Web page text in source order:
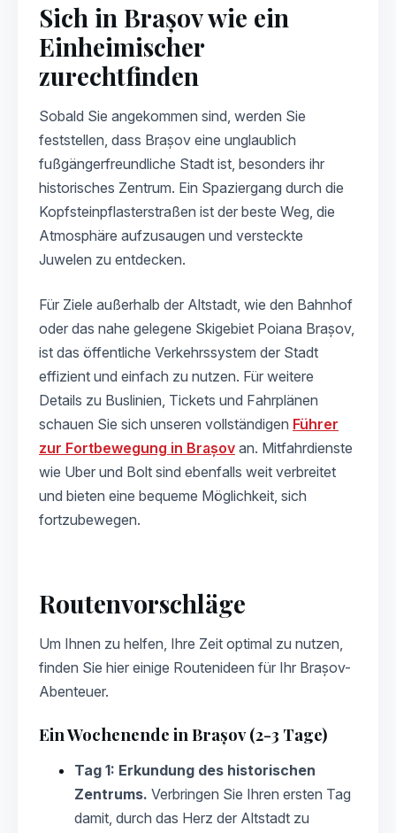
Sich in Brașov wie ein
Einheimischer
zurechtfinden
Sobald Sie angekommen sind, werden Sie
feststellen, dass Brașov eine unglaublich
fußgängerfreundliche Stadt ist, besonders ihr
historisches Zentrum. Ein Spaziergang durch die
Kopfsteinpflasterstraßen ist der beste Weg, die
Atmosphäre aufzusaugen und versteckte
Juwelen zu entdecken.
Für Ziele außerhalb der Altstadt, wie den Bahnhof
oder das nahe gelegene Skigebiet Poiana Brașov,
ist das öffentliche Verkehrssystem der Stadt
effizient und einfach zu nutzen. Für weitere
Details zu Buslinien, Tickets und Fahrplänen
schauen Sie sich unseren vollständigen Führer
zur Fortbewegung in Brașov an. Mitfahrdienste
wie Uber und Bolt sind ebenfalls weit verbreitet
und bieten eine bequeme Möglichkeit, sich
fortzubewegen.
Routenvorschläge
Um Ihnen zu helfen, Ihre Zeit optimal zu nutzen,
finden Sie hier einige Routenideen für Ihr Brașov-
Abenteuer.
Ein Wochenende in Brașov (2-3 Tage)
Tag 1: Erkundung des historischen
Zentrums. Verbringen Sie Ihren ersten Tag
damit, durch das Herz der Altstadt zu